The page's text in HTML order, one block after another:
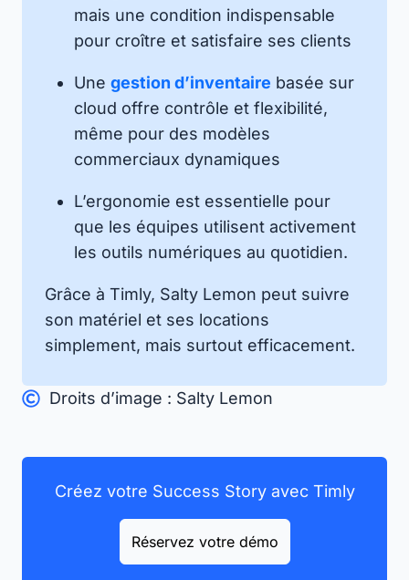
mais une condition indispensable
pour croître et satisfaire ses clients
Une gestion d’inventaire basée sur
cloud offre contrôle et flexibilité,
même pour des modèles
commerciaux dynamiques
L’ergonomie est essentielle pour
que les équipes utilisent activement
les outils numériques au quotidien.
Grâce à Timly, Salty Lemon peut suivre
son matériel et ses locations
simplement, mais surtout efficacement.
Droits d’image : Salty Lemon
Créez votre Success Story avec Timly
Réservez votre démo